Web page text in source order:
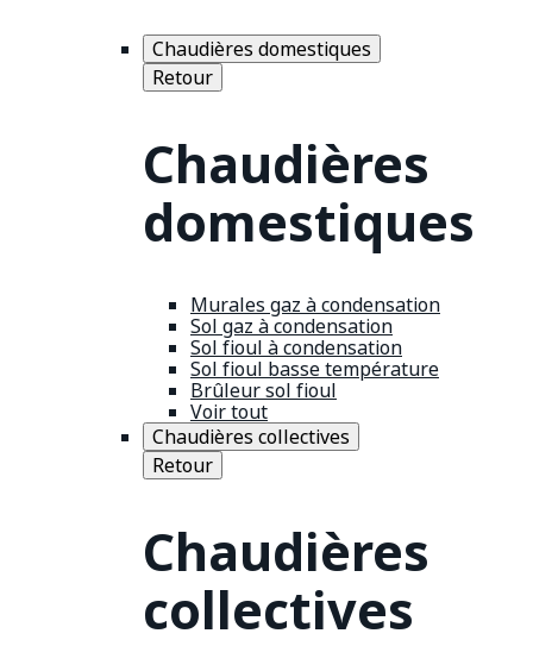
Chaudières domestiques
Retour
Chaudières
domestiques
Murales gaz à condensation
Sol gaz à condensation
Sol fioul à condensation
Sol fioul basse température
Brûleur sol fioul
Voir tout
Chaudières collectives
Retour
Chaudières
collectives